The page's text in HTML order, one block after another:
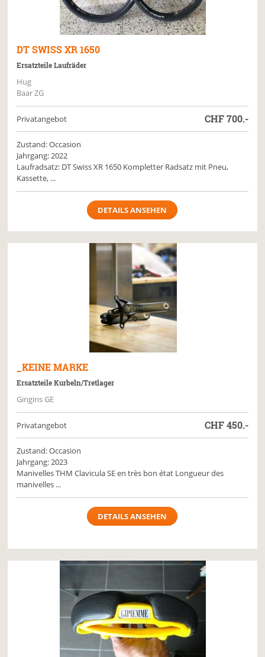
DT SWISS XR 1650
Ersatzteile Laufräder
Hug
Baar ZG
Privatangebot CHF700.-
Zustand: Occasion
Jahrgang: 2022
Laufradsatz: DT Swiss XR 1650 Kompletter Radsatz mit Pneu,
Kassette, ...
DETAILS ANSEHEN
_KEINE MARKE
Ersatzteile Kurbeln/Tretlager
Gingins GE
Privatangebot CHF450.-
Zustand: Occasion
Jahrgang: 2023
Manivelles THM Clavicula SE en très bon état Longueur des
manivelles ...
DETAILS ANSEHEN